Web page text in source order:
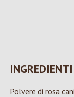
INGREDIENTI
Polvere di rosa